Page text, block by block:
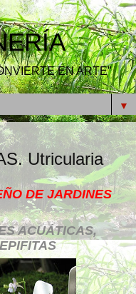
EN ARTE”
▼
Utricularia
DE JARDINES
ACUÁTICAS,